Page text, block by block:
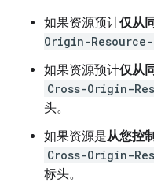
如果资源预计仅从
Origin-
如果资源预计仅从
Cross-Origin-
头。
如果资源是从您控
Cross-Origin-
标头。